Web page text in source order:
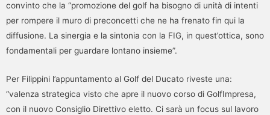
convinto che la “promozione del golf ha bisogno di unità di intenti
per rompere il muro di preconcetti che ne ha frenato fin qui la
diffusione. La sinergia e la sintonia con la FIG, in quest’ottica, sono
fondamentali per guardare lontano insieme”.
Per Filippini l’appuntamento al Golf del Ducato riveste una:
“valenza strategica visto che apre il nuovo corso di GolfImpresa,
con il nuovo Consiglio Direttivo eletto. Ci sarà un focus sul lavoro